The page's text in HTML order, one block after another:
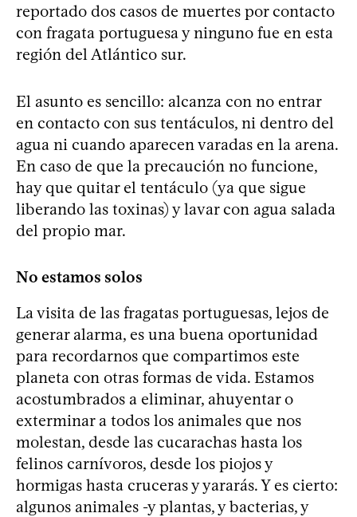
reportado dos casos de muertes por contacto
con fragata portuguesa y ninguno fue en esta
región del Atlántico sur.
El asunto es sencillo: alcanza con no entrar
en contacto con sus tentáculos, ni dentro del
agua ni cuando aparecen varadas en la arena.
En caso de que la precaución no funcione,
hay que quitar el tentáculo (ya que sigue
liberando las toxinas) y lavar con agua salada
del propio mar.
No estamos solos
La visita de las fragatas portuguesas, lejos de
generar alarma, es una buena oportunidad
para recordarnos que compartimos este
planeta con otras formas de vida. Estamos
acostumbrados a eliminar, ahuyentar o
exterminar a todos los animales que nos
molestan, desde las cucarachas hasta los
felinos carnívoros, desde los piojos y
hormigas hasta cruceras y yararás. Y es cierto:
algunos animales -y plantas, y bacterias, y